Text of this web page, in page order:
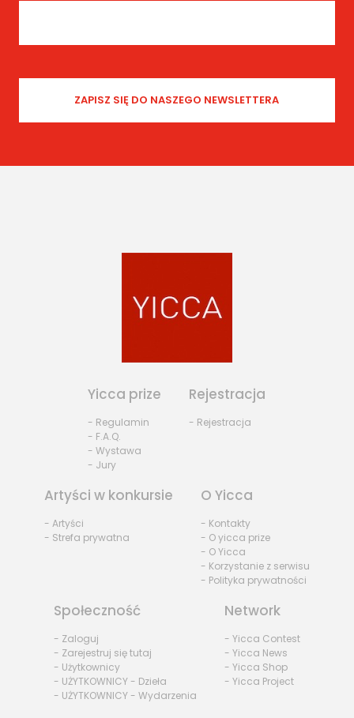
Yicca prize
- Regulamin
- F.A.Q.
- Wystawa
- Jury
Rejestracja
- Rejestracja
Artyści w konkursie
- Artyści
- Strefa prywatna
O Yicca
- Kontakty
- O yicca prize
- O Yicca
- Korzystanie z serwisu
- Polityka prywatności
Społeczność
- Zaloguj
- Zarejestruj się tutaj
- Użytkownicy
- UŻYTKOWNICY - Dzieła
- UŻYTKOWNICY - Wydarzenia
Network
- Yicca Contest
- Yicca News
- Yicca Shop
- Yicca Project